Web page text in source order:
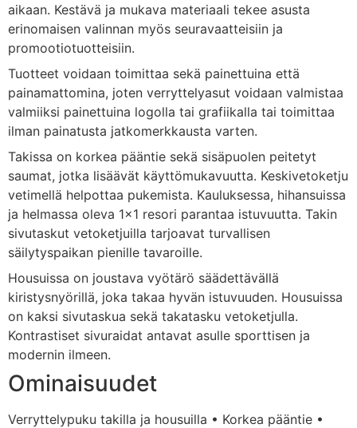
aikaan. Kestävä ja mukava materiaali tekee asusta
erinomaisen valinnan myös seuravaatteisiin ja
promootiotuotteisiin.
Tuotteet voidaan toimittaa sekä painettuina että
painamattomina, joten verryttelyasut voidaan valmistaa
valmiiksi painettuina logolla tai grafiikalla tai toimittaa
ilman painatusta jatkomerkkausta varten.
Takissa on korkea pääntie sekä sisäpuolen peitetyt
saumat, jotka lisäävät käyttömukavuutta. Keskivetoketju
vetimellä helpottaa pukemista. Kauluksessa, hihansuissa
ja helmassa oleva 1×1 resori parantaa istuvuutta. Takin
sivutaskut vetoketjuilla tarjoavat turvallisen
säilytyspaikan pienille tavaroille.
Housuissa on joustava vyötärö säädettävällä
kiristysnyörillä, joka takaa hyvän istuvuuden. Housuissa
on kaksi sivutaskua sekä takatasku vetoketjulla.
Kontrastiset sivuraidat antavat asulle sporttisen ja
modernin ilmeen.
Ominaisuudet
Verryttelypuku takilla ja housuilla • Korkea pääntie •